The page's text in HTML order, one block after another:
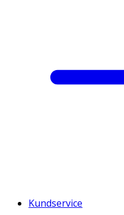
Kundservice